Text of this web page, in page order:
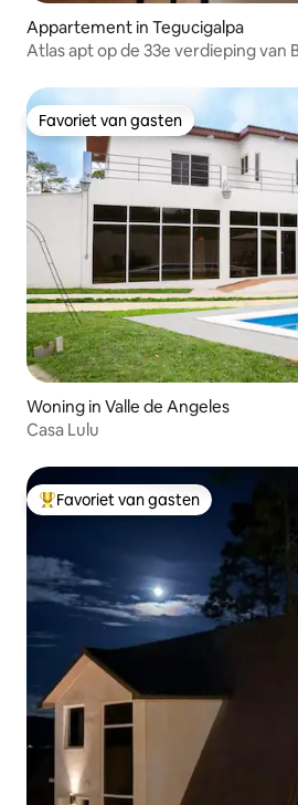
Appartement in Tegucigalpa
Atlas apt op de 33e verdieping van
Favoriet van gasten
Favoriet van gasten
Woning in Valle de Angeles
Casa Lulu
Topfavoriet van gasten
Favoriet van gasten